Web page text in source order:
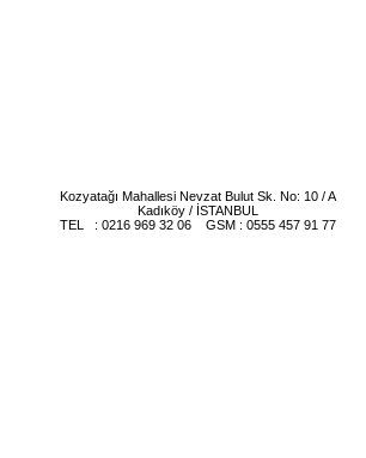
Kozyatağı Mahallesi Nevzat Bulut Sk. No: 10 / A
Kadıköy / İSTANBUL
TEL : 0216 969 32 06 GSM : 0555 457 91 77